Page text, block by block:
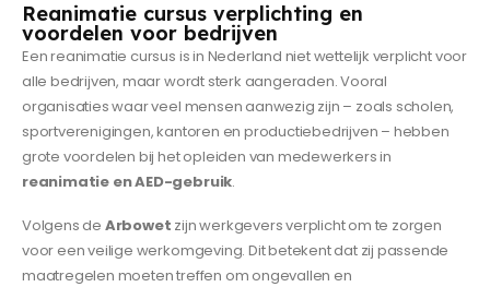
Reanimatie cursus verplichting en
voordelen voor bedrijven
Een reanimatie cursus is in Nederland niet wettelijk verplicht voor
alle bedrijven, maar wordt sterk aangeraden. Vooral
organisaties waar veel mensen aanwezig zijn – zoals scholen,
sportverenigingen, kantoren en productiebedrijven – hebben
grote voordelen bij het opleiden van medewerkers in
reanimatie en AED-gebruik.
Volgens de Arbowet zijn werkgevers verplicht om te zorgen
voor een veilige werkomgeving. Dit betekent dat zij passende
maatregelen moeten treffen om ongevallen en